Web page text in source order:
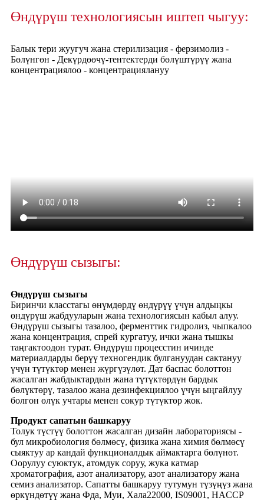
Өндүрүш технологиясын иштеп чыгуу:
Балык тери жуугуч жана стерилизация - ферзимолиз -
Бөлүнгөн - Декүрдөөчү-тентектерди бөлүштүрүү жана
концентрациялоо - концентрациялануу
Өндүрүш сызыгы:
Өндүрүш сызыгы
Биринчи класстагы өнүмдөрдү өндүрүү үчүн алдыңкы
өндүрүш жабдууларын жана технологиясын кабыл алуу.
Өндүрүш сызыгы тазалоо, ферменттик гидролиз, чыпкалоо
жана концентрация, спрей кургатуу, ички жана тышкы
таңгактоодон турат. Өндүрүш процесстин ичинде
материалдарды берүү техногендик булгануудан сактануу
үчүн түтүктөр менен жүргүзүлөт. Дат баспас болоттон
жасалган жабдыктардын жана түтүктөрдүн бардык
бөлүктөрү, тазалоо жана дезинфекциялоо үчүн ыңгайлуу
болгон өлүк учтары менен сокур түтүктөр жок.
Продукт сапатын башкаруу
Толук түстүү болоттон жасалган дизайн лабораториясы -
бул микробиология бөлмөсү, физика жана химия бөлмөсү
сыяктуу ар кандай функционалдык аймактарга бөлүнөт.
Оорулуу суюктук, атомдук соруу, жука катмар
хроматография, азот анализатору, азот анализатору жана
семиз анализатор. Сапатты башкаруу тутумун түзүңүз жана
өркүндөтүү жана Фда, Муи, Хала22000, IS09001, HACCP